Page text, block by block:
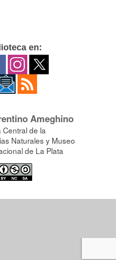
en:
Ameghino
Central de la
Naturales y Museo
de La Plata